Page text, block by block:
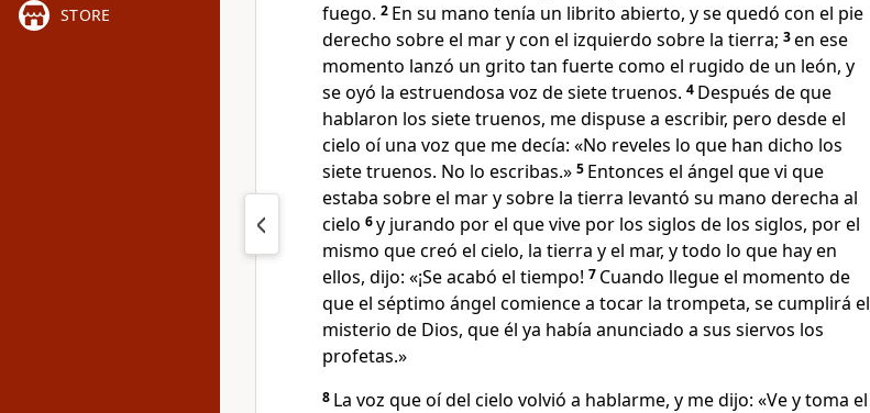
STORE
fuego. 2 En su mano tenía un librito abierto, y se quedó con el pie
derecho sobre el mar y con el izquierdo sobre la tierra; 3en ese
momento lanzó un grito tan fuerte como el rugido de un león, y
se oyó la estruendosa voz de siete truenos. 4 Después de que
hablaron los siete truenos, me dispuse a escribir, pero desde el
cielo oí una voz que me decía: «No reveles lo que han dicho los
siete truenos. No lo escribas.» 5 Entonces el ángel que vi que
estaba sobre el mar y sobre la tierra levantó su mano derecha al
cielo 6y jurando por el que vive por los siglos de los siglos, por el
mismo que creó el cielo, la tierra y el mar, y todo lo que hay en
ellos, dijo: «¡Se acabó el tiempo! 7 Cuando llegue el momento de
que el séptimo ángel comience a tocar la trompeta, se cumplirá el
misterio de Dios, que él ya había anunciado a sus siervos los
profetas.»
8 La voz que oí del cielo volvió a hablarme, y me dijo: «Ve y toma el